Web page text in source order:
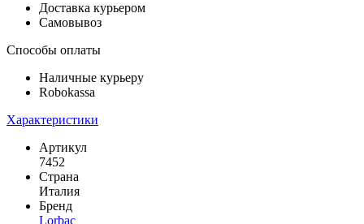
Доставка курьером
Самовывоз
Способы оплаты
Наличные курьеру
Robokassa
Характеристики
Артикул
7452
Страна
Италия
Бренд
Lorbac